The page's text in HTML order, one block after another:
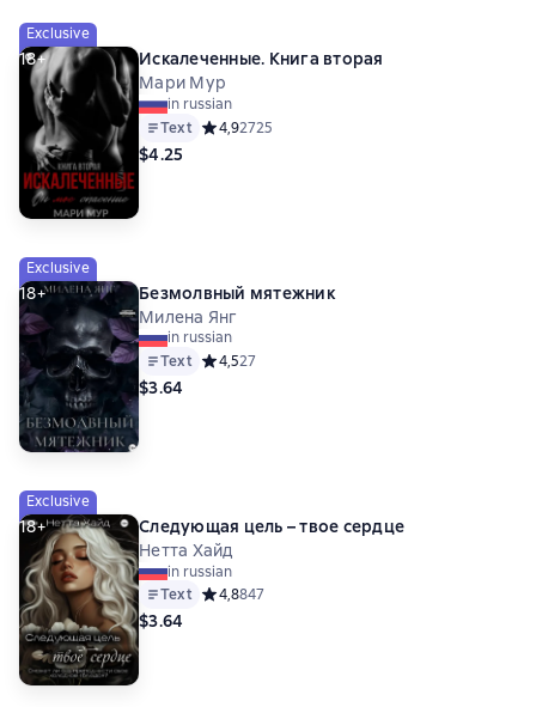
Exclusive
18+
Искалеченные. Книга вторая
Мари Мур
in russian
Text Средний рейтинг 4,9 на основе 2725 оценок
4,92725
$4.25
Exclusive
18+
Безмолвный мятежник
Милена Янг
in russian
Text Средний рейтинг 4,5 на основе 27 оценок
4,527
$3.64
Exclusive
18+
Следующая цель – твое сердце
Нетта Хайд
in russian
Text Средний рейтинг 4,8 на основе 847 оценок
4,8847
$3.64